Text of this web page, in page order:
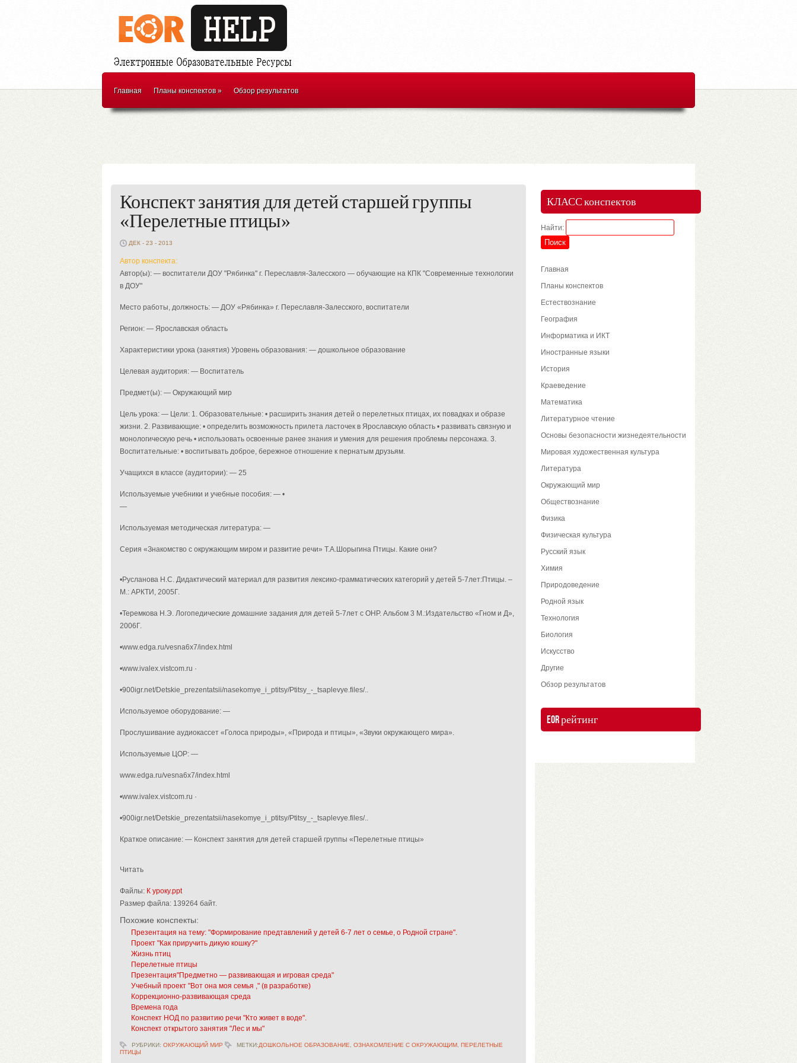
Главная Планы конспектов» Обзор результатов
Конспект занятия для детей старшей группы
«Перелетные птицы»
ДЕК - 23 - 2013
Автор конспекта:
Автор(ы): — воспитатели ДОУ "Рябинка" г. Переславля-Залесского — обучающие на КПК "Современные технологии
в ДОУ"
Место работы, должность: — ДОУ «Рябинка» г. Переславля-Залесского, воспитатели
Регион: — Ярославская область
Характеристики урока (занятия) Уровень образования: — дошкольное образование
Целевая аудитория: — Воспитатель
Предмет(ы): — Окружающий мир
Цель урока: — Цели: 1. Образовательные: • расширить знания детей о перелетных птицах, их повадках и образе
жизни. 2. Развивающие: • определить возможность прилета ласточек в Ярославскую область • развивать связную и
монологическую речь • использовать освоенные ранее знания и умения для решения проблемы персонажа. 3.
Воспитательные: • воспитывать доброе, бережное отношение к пернатым друзьям.
Учащихся в классе (аудитории): — 25
Используемые учебники и учебные пособия: — •
—
Используемая методическая литература: —
Серия «Знакомство с окружающим миром и развитие речи» Т.А.Шорыгина Птицы. Какие они?
•Русланова Н.С. Дидактический материал для развития лексико-грамматических категорий у детей 5-7лет:Птицы. –
М.: АРКТИ, 2005Г.
•Теремкова Н.Э. Логопедические домашние задания для детей 5-7лет с ОНР. Альбом 3 М.:Издательство «Гном и Д»,
2006Г.
•www.edga.ru/vesna6x7/index.html
•www.ivalex.vistcom.ru ·
•900igr.net/Detskie_prezentatsii/nasekomye_i_ptitsy/Ptitsy_-_tsaplevye.files/..
Используемое оборудование: —
Прослушивание аудиокассет «Голоса природы», «Природа и птицы», «Звуки окружающего мира».
Используемые ЦОР: —
www.edga.ru/vesna6x7/index.html
•www.ivalex.vistcom.ru ·
•900igr.net/Detskie_prezentatsii/nasekomye_i_ptitsy/Ptitsy_-_tsaplevye.files/..
Краткое описание: — Конспект занятия для детей старшей группы «Перелетные птицы»
Читать
Файлы: К уроку.ppt
Размер файла: 139264 байт.
Похожие конспекты:
Презентация на тему: "Формирование предтавлений у детей 6-7 лет о семье, о Родной стране".
Проект "Как приручить дикую кошку?"
Жизнь птиц
Перелетные птицы
Презентация"Предметно — развивающая и игровая среда"
Учебный проект "Вот она моя семья ," (в разработке)
Коррекционно-развивающая среда
Времена года
Конспект НОД по развитию речи "Кто живет в воде".
Конспект открытого занятия "Лес и мы"
РУБРИКИ: ОКРУЖАЮЩИЙ МИР МЕТКИ:ДОШКОЛЬНОЕ ОБРАЗОВАНИЕ ОЗНАКОМЛЕНИЕ С ОКРУЖАЮЩИМ ПЕРЕЛЕТНЫЕ
ПТИЦЫ
КЛАСС конспектов
Найти:
Главная
Планы конспектов
Естествознание
География
Информатика и ИКТ
Иностранные языки
История
Краеведение
Математика
Литературное чтение
Основы безопасности жизнедеятельности
Мировая художественная культура
Литература
Окружающий мир
Обществознание
Физика
Физическая культура
Русский язык
Химия
Природоведение
Родной язык
Технология
Биология
Искусство
Другие
Обзор результатов
EOR рейтинг